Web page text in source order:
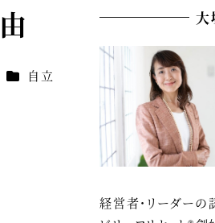
カテゴリー
自立
大
経営者・リーダーの